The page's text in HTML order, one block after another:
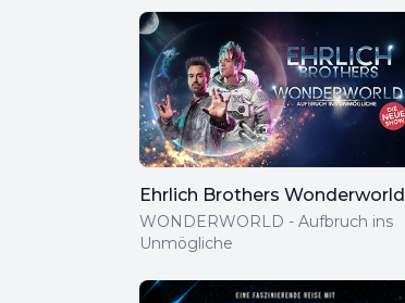
Ehrlich Brothers Wonderworld
WONDERWORLD - Aufbruch ins
Unmögliche
Products